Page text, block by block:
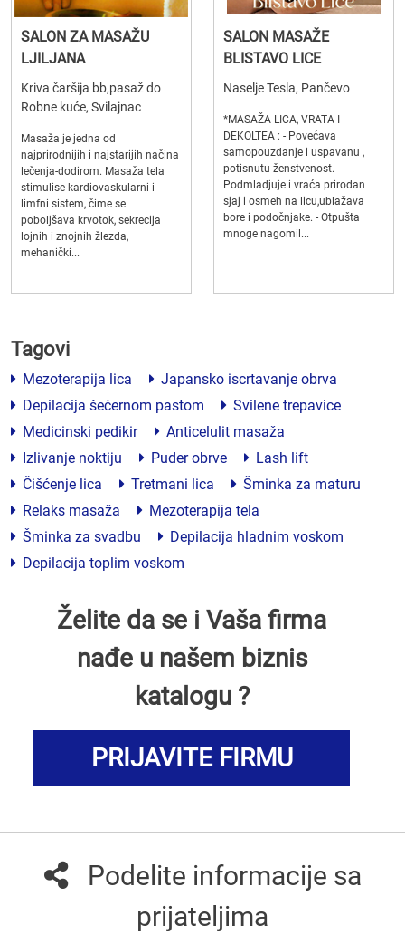
SALON ZA MASAŽU
LJILJANA
Kriva čaršija bb,pasaž do
Robne kuće, Svilajnac
Masaža je jedna od
najprirodnijih i najstarijih načina
lečenja-dodirom. Masaža tela
stimulise kardiovaskularni i
limfni sistem, čime se
poboljšava krvotok, sekrecija
lojnih i znojnih žlezda,
mehanički...
SALON MASAŽE
BLISTAVO LICE
Naselje Tesla, Pančevo
*MASAŽA LICA, VRATA I
DEKOLTEA : - Povećava
samopouzdanje i uspavanu ,
potisnutu ženstvenost. -
Podmladjuje i vraća prirodan
sjaj i osmeh na licu,ublažava
bore i podočnjake. - Otpušta
mnoge nagomil...
Tagovi
Mezoterapija lica
Japansko iscrtavanje obrva
Depilacija šećernom pastom
Svilene trepavice
Medicinski pedikir
Anticelulit masaža
Izlivanje noktiju
Puder obrve
Lash lift
Čišćenje lica
Tretmani lica
Šminka za maturu
Relaks masaža
Mezoterapija tela
Šminka za svadbu
Depilacija hladnim voskom
Depilacija toplim voskom
Želite da se i Vaša firma
nađe u našem biznis
katalogu ?
PRIJAVITE FIRMU
Podelite informacije sa
prijateljima